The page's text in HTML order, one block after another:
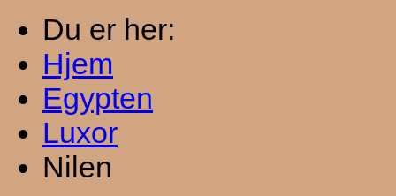
Du er her:
Hjem
Egypten
Luxor
Nilen